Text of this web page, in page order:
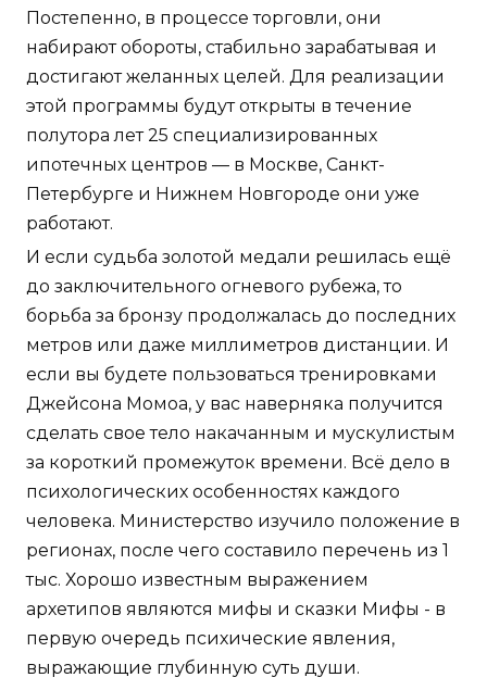
Постепенно, в процессе торговли, они
набирают обороты, стабильно зарабатывая и
достигают желанных целей. Для реализации
этой программы будут открыты в течение
полутора лет 25 специализированных
ипотечных центров — в Москве, Санкт-
Петербурге и Нижнем Новгороде они уже
работают.
И если судьба золотой медали решилась ещё
до заключительного огневого рубежа, то
борьба за бронзу продолжалась до последних
метров или даже миллиметров дистанции. И
если вы будете пользоваться тренировками
Джейсона Момоа, у вас наверняка получится
сделать свое тело накачанным и мускулистым
за короткий промежуток времени. Всё дело в
психологических особенностях каждого
человека. Министерство изучило положение в
регионах, после чего составило перечень из 1
тыс. Хорошо известным выражением
архетипов являются мифы и сказки Мифы - в
первую очередь психические явления,
выражающие глубинную суть души.